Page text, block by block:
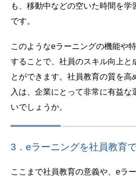
も、移動中などの空いた時間を学
です。
このようなeラーニングの機能や
することで、社員のスキル向上と
とができます。社員教育の質を高
入は、企業にとって非常に有益な
いでしょうか。
3．eラーニングを社員教育
ここまで社員教育の意義や、eラ